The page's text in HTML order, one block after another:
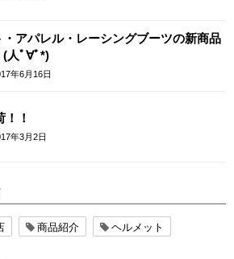
アパレル・レーシングブーツの新商品
(人ﾟ∀ﾟ*)
年6月16日
！
年3月2日
商品紹介 ヘルメット